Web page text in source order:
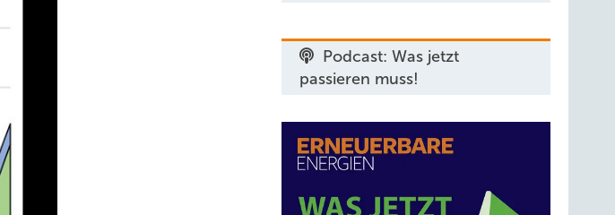
Podcast: Was jetzt
passieren muss!